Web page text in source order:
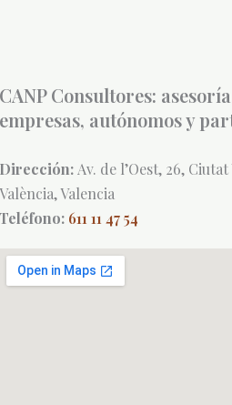
CANP Consultores:
empresas, autónomos y
Dirección:Av. de l’Oest, 26,
València, Valencia
Teléfono: 611 11 47 54